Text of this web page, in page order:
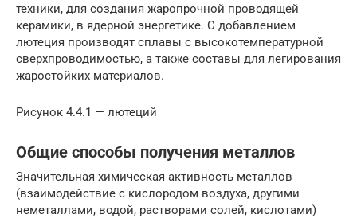
техники, для создания жаропрочной проводящей
керамики, в ядерной энергетике. С добавлением
лютеция производят сплавы с высокотемпературной
сверхпроводимостью, а также составы для легирования
жаростойких материалов.
Рисунок 4.4.1 — лютеций
Общие способы получения металлов
Значительная химическая активность металлов
(взаимодействие с кислородом воздуха, другими
неметаллами, водой, растворами солей, кислотами)